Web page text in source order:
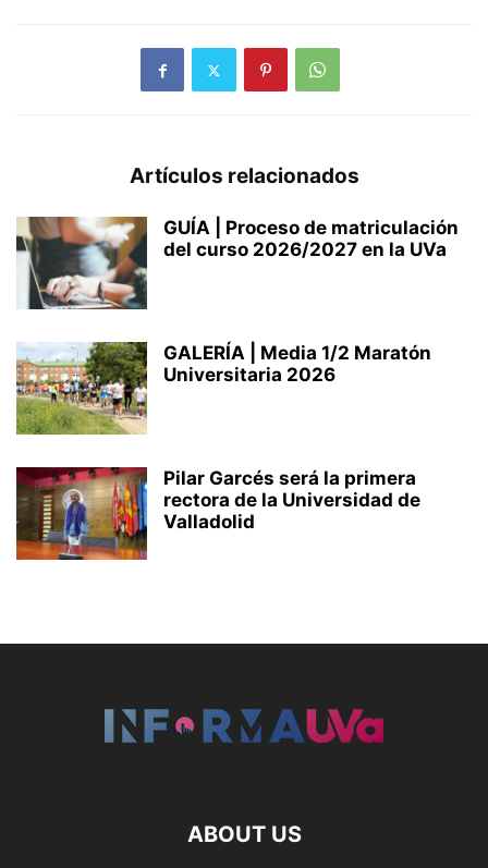
Artículos relacionados
GUÍA | Proceso de matriculación
del curso 2026/2027 en la UVa
GALERÍA | Media 1/2 Maratón
Universitaria 2026
Pilar Garcés será la primera
rectora de la Universidad de
Valladolid
ABOUT US